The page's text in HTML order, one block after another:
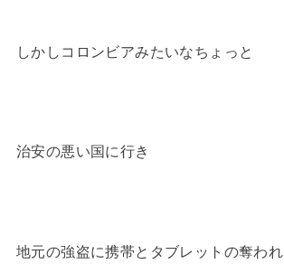
しかしコロンビアみたいなちょっと
治安の悪い国に行き
地元の強盗に携帯とタブレットの奪われ